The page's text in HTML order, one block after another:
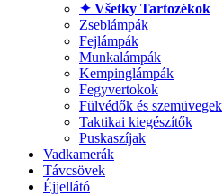
✦ Všetky Tartozékok
Zseblámpák
Fejlámpák
Munkalámpák
Kempinglámpák
Fegyvertokok
Fülvédők és szemüvegek
Taktikai kiegészítők
Puskaszíjak
Vadkamerák
Távcsövek
Éjjellátó